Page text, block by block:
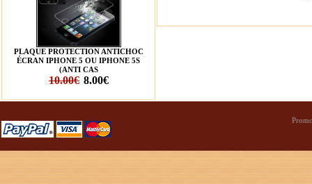
PLAQUE PROTECTION ANTICHOC
ÉCRAN IPHONE 5 OU IPHONE 5S
(ANTI CAS
10.00€ 8.00€